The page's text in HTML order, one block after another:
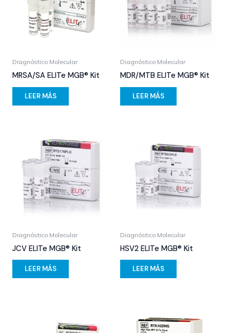
Diagnóstico Molecular
MRSA/SA ELITe MGB® Kit
LEER MÁS
Diagnóstico Molecular
MDR/MTB ELITe MGB® Kit
LEER MÁS
Diagnóstico Molecular
JCV ELITe MGB® Kit
LEER MÁS
Diagnóstico Molecular
HSV2 ELITe MGB® Kit
LEER MÁS